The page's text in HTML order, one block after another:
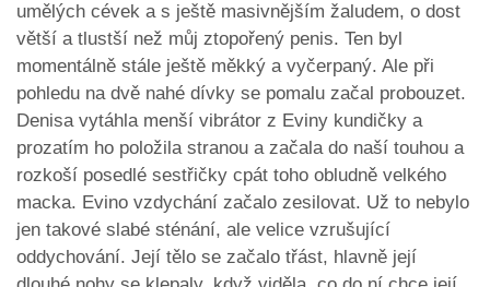
umělých cévek a s ještě masivnějším žaludem, o dost
větší a tlustší než můj ztopořený penis. Ten byl
momentálně stále ještě měkký a vyčerpaný. Ale při
pohledu na dvě nahé dívky se pomalu začal probouzet.
Denisa vytáhla menší vibrátor z Eviny kundičky a
prozatím ho položila stranou a začala do naší touhou a
rozkoší posedlé sestřičky cpát toho obludně velkého
macka. Evino vzdychání začalo zesilovat. Už to nebylo
jen takové slabé sténání, ale velice vzrušující
oddychování. Její tělo se začalo třást, hlavně její